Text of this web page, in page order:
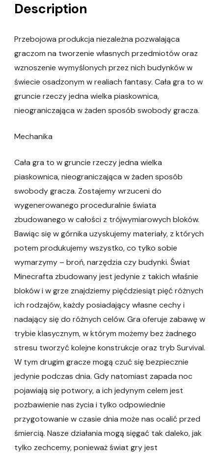
Description
Przebojowa produkcja niezależna pozwalająca
graczom na tworzenie własnych przedmiotów oraz
wznoszenie wymyślonych przez nich budynków w
świecie osadzonym w realiach fantasy. Cała gra to w
gruncie rzeczy jedna wielka piaskownica,
nieograniczająca w żaden sposób swobody gracza.
Mechanika
Cała gra to w gruncie rzeczy jedna wielka
piaskownica, nieograniczająca w żaden sposób
swobody gracza. Zostajemy wrzuceni do
wygenerowanego proceduralnie świata
zbudowanego w całości z trójwymiarowych bloków.
Bawiąc się w górnika uzyskujemy materiały, z których
potem produkujemy wszystko, co tylko sobie
wymarzymy – broń, narzędzia czy budynki. Świat
Minecrafta zbudowany jest jedynie z takich właśnie
bloków i w grze znajdziemy pięćdziesiąt pięć różnych
ich rodzajów, każdy posiadający własne cechy i
nadający się do różnych celów. Gra oferuje zabawę w
trybie klasycznym, w którym możemy bez żadnego
stresu tworzyć kolejne konstrukcje oraz tryb Survival.
W tym drugim gracze mogą czuć się bezpiecznie
jedynie podczas dnia. Gdy natomiast zapada noc
pojawiają się potwory, a ich jedynym celem jest
pozbawienie nas życia i tylko odpowiednie
przygotowanie w czasie dnia może nas ocalić przed
śmiercią. Nasze działania mogą sięgać tak daleko, jak
tylko zechcemy, ponieważ świat gry jest